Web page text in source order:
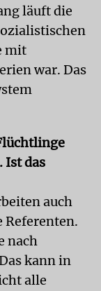
läuft die
mit
war. Das
Ist das
auch
nach
kann in
alle